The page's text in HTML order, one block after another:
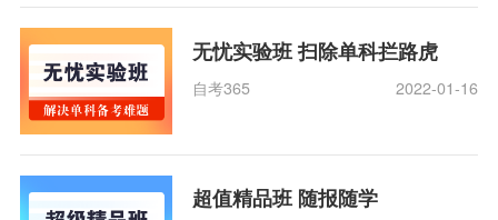
无忧实验班 扫除单科拦路虎
自考365 2022-01-16
超值精品班 随报随学